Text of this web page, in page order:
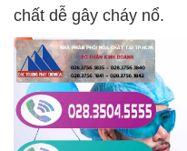
chất dễ gây cháy nổ.